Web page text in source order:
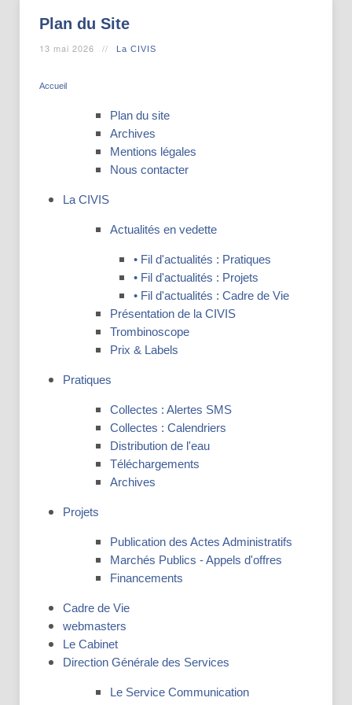
Plan du Site
13 mai 2026 La CIVIS
Accueil
Plan du site
Archives
Mentions légales
Nous contacter
La CIVIS
Actualités en vedette
• Fil d'actualités : Pratiques
• Fil d'actualités : Projets
• Fil d'actualités : Cadre de Vie
Présentation de la CIVIS
Trombinoscope
Prix & Labels
Pratiques
Collectes : Alertes SMS
Collectes : Calendriers
Distribution de l'eau
Téléchargements
Archives
Projets
Publication des Actes Administratifs
Marchés Publics - Appels d'offres
Financements
Cadre de Vie
webmasters
Le Cabinet
Direction Générale des Services
Le Service Communication